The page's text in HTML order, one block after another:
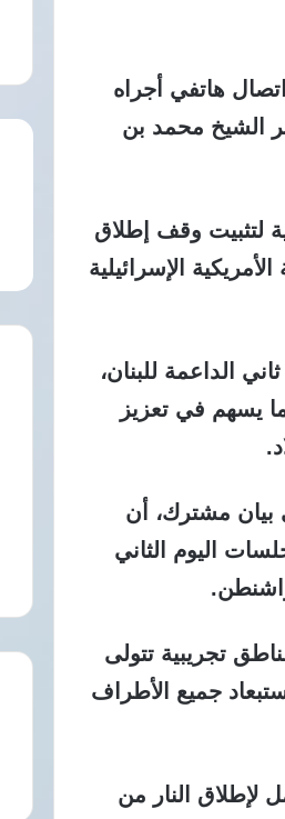
هاتفي أجراه
الشيخ محمد بن
لتثبيت وقف إطلاق
الإسرائيلية
الداعمة للبنان،
يسهم في تعزيز
بيان مشترك، أن
اليوم الثاني
تجريبية تتولى
جميع الأطراف
لإطلاق النار من